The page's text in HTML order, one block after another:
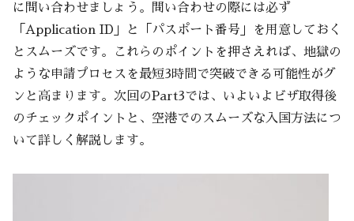
に問い合わせましょう。問い合わせの際には必ず
「Application ID」と「パスポート番号」を用意しておく
とスムーズです。これらのポイントを押さえれば、地獄の
ような申請プロセスを最短3時間で突破できる可能性がグ
ンと高まります。次回のPart3では、いよいよビザ取得後
のチェックポイントと、空港でのスムーズな入国方法につ
いて詳しく解説します。